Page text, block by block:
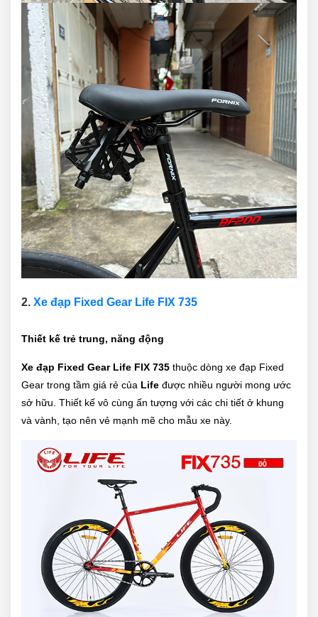
2. Xe đạp Fixed Gear Life FIX 735
Thiết kế trẻ trung, năng động
Xe đạp Fixed Gear Life FIX 735 thuộc dòng xe đạp Fixed
Gear trong tầm giá rẻ của Life được nhiều người mong ước
sở hữu. Thiết kế vô cùng ấn tượng với các chi tiết ở khung
và vành, tạo nên vẻ mạnh mẽ cho mẫu xe này.